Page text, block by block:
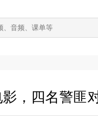
，四名警匪